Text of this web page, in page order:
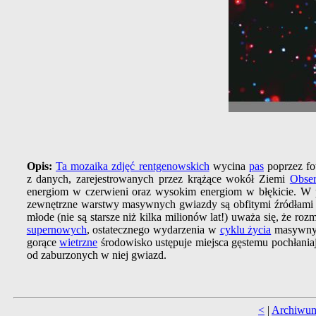
Opis: Ta mozaika zdjęć rentgenowskich wycina pas poprzez
z danych, zarejestrowanych przez krążące wokół Ziemi
energiom w czerwieni oraz wysokim energiom w błękicie.
zewnętrzne warstwy masywnych gwiazdy są obfitymi źródłami
młode (nie są starsze niż kilka milionów lat!) uważa się, że
supernowych, ostatecznego wydarzenia w cyklu życia
gorącewietrzne środowisko ustępuje miejsca gęstemu
od zaburzonych w niej gwiazd.
< |